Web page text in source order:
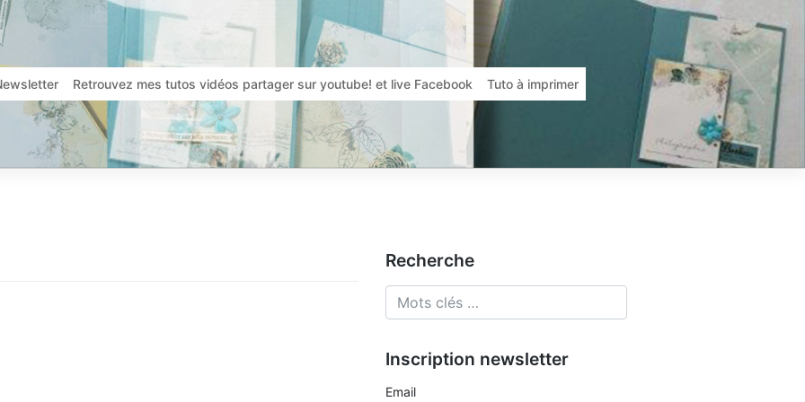
Retrouvez mes tutos vidéos partager sur youtube! et live Facebook Tuto à imprimer
Recherche
Inscription newsletter
Email